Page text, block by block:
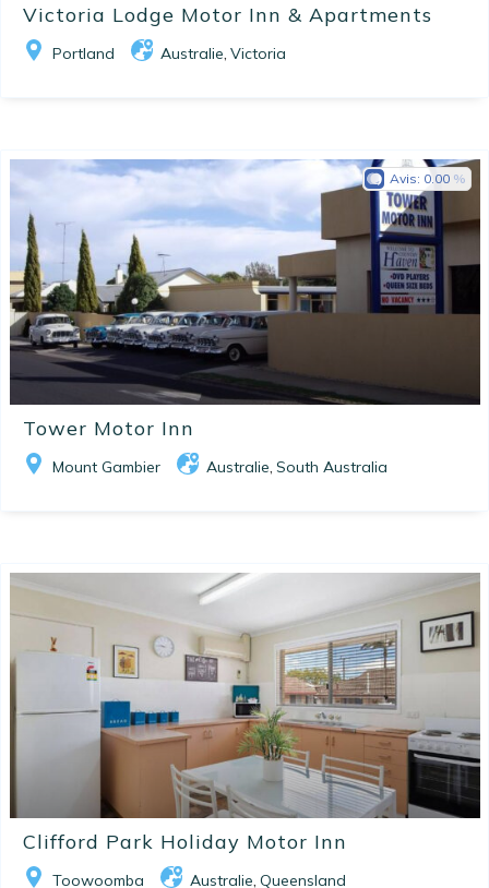
Victoria Lodge Motor Inn & Apartments
Portland Australie, Victoria
Tower Motor Inn
Mount Gambier Australie, South Australia
Avis: 0.00
Clifford Park Holiday Motor Inn
Toowoomba Australie, Queensland